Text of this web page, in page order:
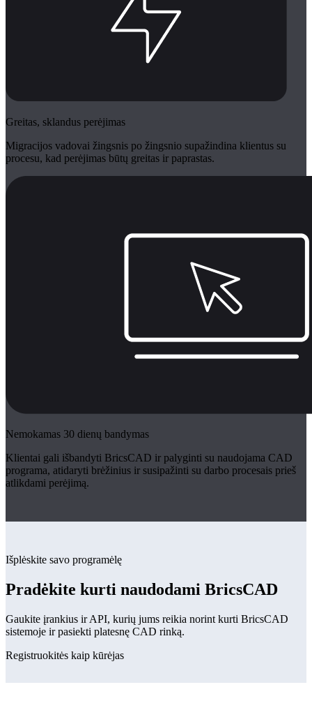
Greitas, sklandus perėjimas
Migracijos vadovai žingsnis po žingsnio supažindina klientus su
procesu, kad perėjimas būtų greitas ir paprastas.
Nemokamas 30 dienų bandymas
Klientai gali išbandyti BricsCAD ir palyginti su naudojama CAD
programa, atidaryti brėžinius ir susipažinti su darbo procesais prieš
atlikdami perėjimą.
Išplėskite savo programėlę
Pradėkite kurti naudodami BricsCAD
Gaukite įrankius ir API, kurių jums reikia norint kurti BricsCAD
sistemoje ir pasiekti platesnę CAD rinką.
Registruokitės kaip kūrėjas